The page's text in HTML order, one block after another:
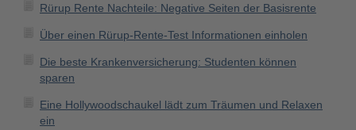
Rürup Rente Nachteile: Negative Seiten der Basisrente
Über einen Rürup-Rente-Test Informationen einholen
Die beste Krankenversicherung: Studenten können
sparen
Eine Hollywoodschaukel lädt zum Träumen und Relaxen
ein